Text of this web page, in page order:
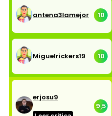
antena3lamejor 10
Miguelrickers19 10
erjosu9
9,5